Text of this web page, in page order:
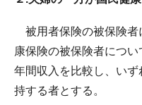
被用者保険の被保険者
康保険の被保険者につ
年間収入を比較し、い
持する者とする。